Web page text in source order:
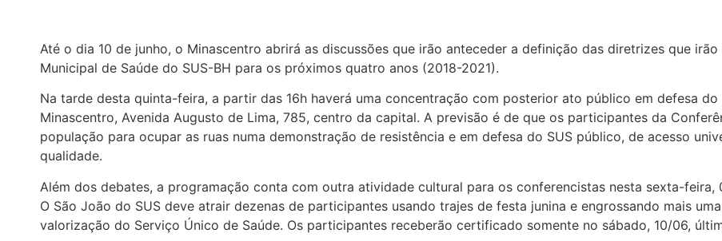
Até o dia 10 de junho, o Minascentro abrirá as discussões que irão anteceder a definição das diretrizes que
Municipal de Saúde do SUS-BH para os próximos quatro anos (2018-2021).
Na tarde desta quinta-feira, a partir das 16h haverá uma concentração com posterior ato público em defesa do
Minascentro, Avenida Augusto de Lima, 785, centro da capital. A previsão é de que os participantes da
população para ocupar as ruas numa demonstração de resistência e em defesa do SUS público, de acesso
qualidade.
Além dos debates, a programação conta com outra atividade cultural para os conferencistas nesta sexta-feira,
O São João do SUS deve atrair dezenas de participantes usando trajes de festa junina e engrossando mais
valorização do Serviço Único de Saúde. Os participantes receberão certificado somente no sábado, 10/06,